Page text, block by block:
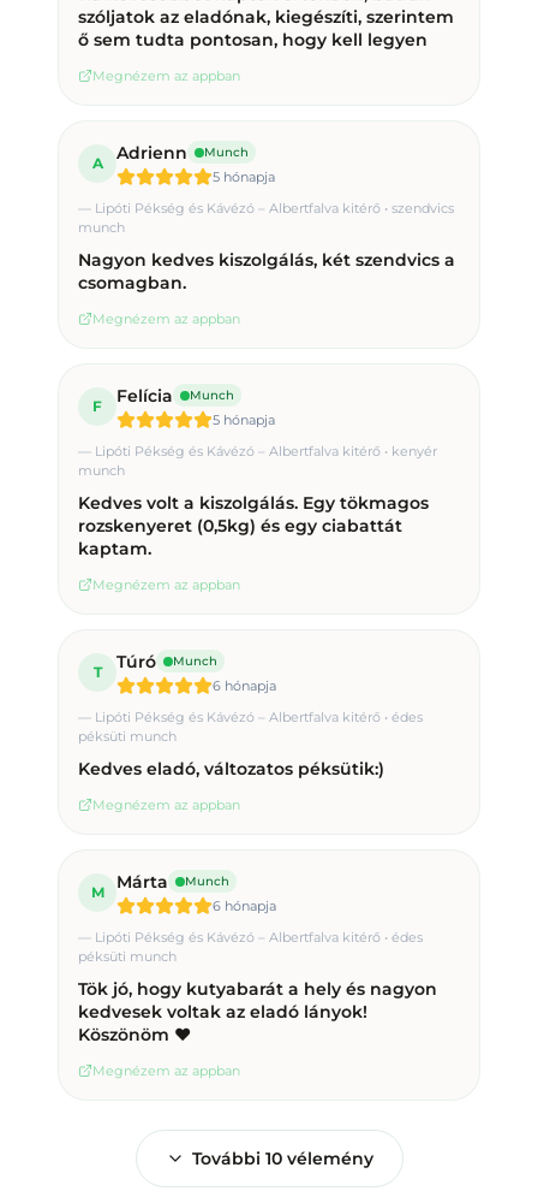
szóljatok az eladónak, kiegészíti, szerintem
ő sem tudta pontosan, hogy kell legyen
Megnézem az appban
A Adrienn Munch
5 hónapja
— Lipóti Pékség és Kávézó – Albertfalva kitérő • szendvics
munch
Nagyon kedves kiszolgálás, két szendvics a
csomagban.
Megnézem az appban
F Felícia Munch
5 hónapja
— Lipóti Pékség és Kávézó – Albertfalva kitérő • kenyér
munch
Kedves volt a kiszolgálás. Egy tökmagos
rozskenyeret (0,5kg) és egy ciabattát
kaptam.
Megnézem az appban
T Túró Munch
6 hónapja
— Lipóti Pékség és Kávézó – Albertfalva kitérő • édes
péksüti munch
Kedves eladó, változatos péksütik:)
Megnézem az appban
M Márta Munch
6 hónapja
— Lipóti Pékség és Kávézó – Albertfalva kitérő • édes
péksüti munch
Tök jó, hogy kutyabarát a hely és nagyon
kedvesek voltak az eladó lányok!
Köszönöm ❤️
Megnézem az appban
További 10vélemény